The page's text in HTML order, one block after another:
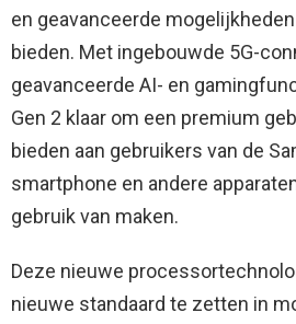
en geavanceerde
bieden. Met ingebouwde 5G-
geavanceerde AI- en
Gen 2 klaar om een ​​premium
bieden aan gebruikers van de
smartphone en andere
gebruik van maken.
Deze nieuwe
nieuwe standaard te zetten in